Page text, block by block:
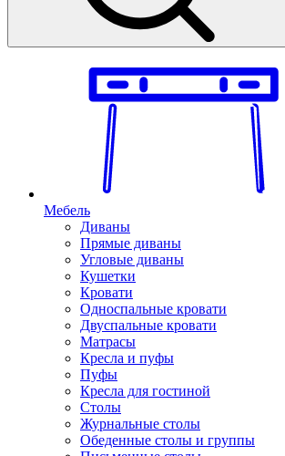
Мебель
Диваны
Прямые диваны
Угловые диваны
Кушетки
Кровати
Односпальные кровати
Двуспальные кровати
Матрасы
Кресла и пуфы
Пуфы
Кресла для гостиной
Столы
Журнальные столы
Обеденные столы и группы